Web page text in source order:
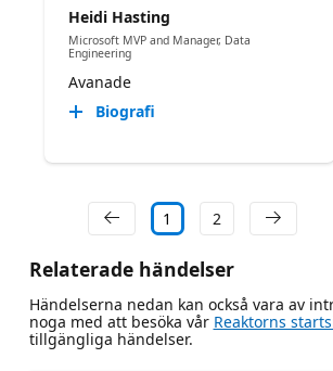
Heidi Hasting
Microsoft MVP and Manager, Data
Engineering
Avanade
Biografi
1 2
Relaterade händelser
Händelserna nedan kan också vara av
noga med att besöka vår Reaktorns
tillgängliga händelser.